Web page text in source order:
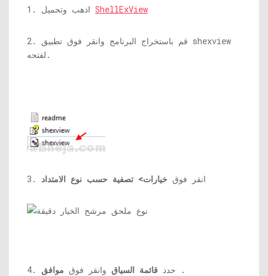
ShellExView
2. قم باستخراج البرنامج وانقر فوق تطبيق shexview
لفتحه.
3. انقر فوق خيارات> تصفية حسب نوع الامتداد
4. حدد قائمة السياق وانقر فوق موافق .